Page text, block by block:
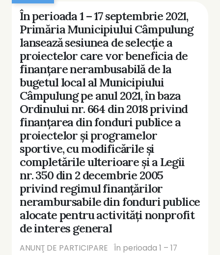
În perioada 1 – 17 septembrie 2021,
Primăria Municipiului Câmpulung
lansează sesiunea de selecţie a
proiectelor care vor beneficia de
finanţare nerambusabilă de la
bugetul local al Municipiului
Câmpulung pe anul 2021, în baza
Ordinului nr. 664 din 2018 privind
finanţarea din fonduri publice a
proiectelor şi programelor
sportive, cu modificările şi
completările ulterioare şi a Legii
nr. 350 din 2 decembrie 2005
privind regimul finanţărilor
nerambursabile din fonduri publice
alocate pentru activităţi nonprofit
de interes general
ANUNŢ DE PARTICIPARE În perioada 1 – 17